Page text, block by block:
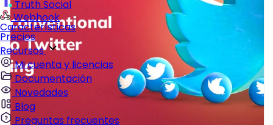
Truth Social
Webhook
Características
Precios
Recursos
Mi cuenta y licencias
Documentación
Novedades
Blog
Preguntas frecuentes